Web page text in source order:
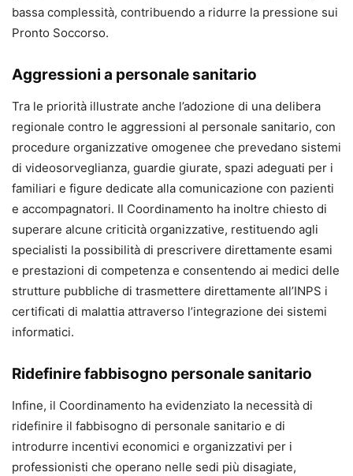
bassa complessità, contribuendo a ridurre la pressione sui
Pronto Soccorso.
Aggressioni a personale sanitario
Tra le priorità illustrate anche l’adozione di una delibera
regionale contro le aggressioni al personale sanitario, con
procedure organizzative omogenee che prevedano sistemi
di videosorveglianza, guardie giurate, spazi adeguati per i
familiari e figure dedicate alla comunicazione con pazienti
e accompagnatori. Il Coordinamento ha inoltre chiesto di
superare alcune criticità organizzative, restituendo agli
specialisti la possibilità di prescrivere direttamente esami
e prestazioni di competenza e consentendo ai medici delle
strutture pubbliche di trasmettere direttamente all’INPS i
certificati di malattia attraverso l’integrazione dei sistemi
informatici.
Ridefinire fabbisogno personale sanitario
Infine, il Coordinamento ha evidenziato la necessità di
ridefinire il fabbisogno di personale sanitario e di
introdurre incentivi economici e organizzativi per i
professionisti che operano nelle sedi più disagiate,